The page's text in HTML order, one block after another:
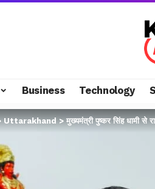
Business Technology
Uttarakhand>मुख्यमंत्री पुष्कर सिंह धामी से